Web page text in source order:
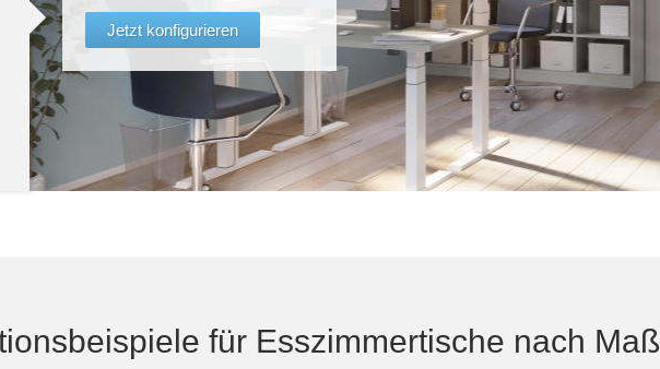
Jetzt konfigurieren
für Esszimmertische nach Maß